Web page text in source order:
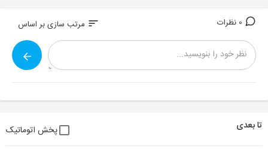
عمل می كرد. کار با بخشی از ردپایی که وی برای خانه اصلی تصور می کرد
sort مرتب سازی بر اساس
تا بعدی پخش اتوماتیک